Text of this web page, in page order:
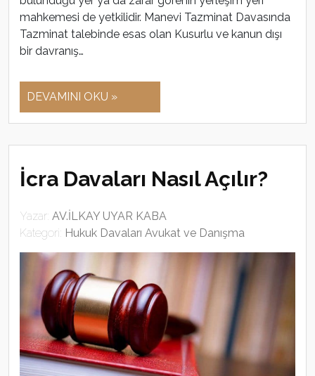
mahkemesi de yetkilidir. Manevi Tazminat Davasında
Tazminat talebinde esas olan Kusurlu ve kanun dışı
bir davranış…
DEVAMINI OKU »
İcra Davaları Nasıl Açılır?
Yazar: AV.İLKAY UYAR KABA
Kategori: Hukuk Davaları Avukat ve Danışma